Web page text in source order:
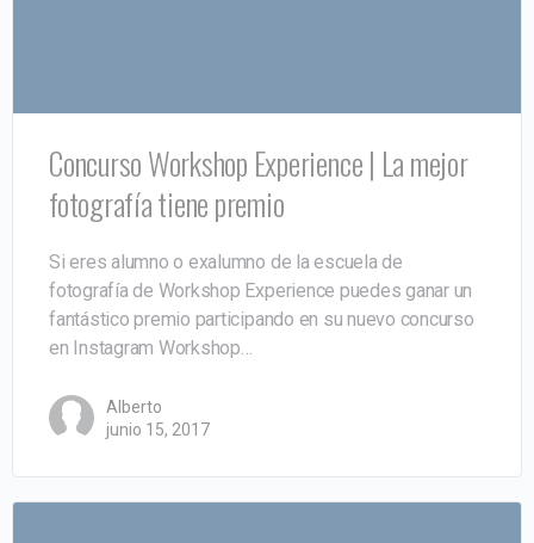
Concurso Workshop Experience | La mejor
fotografía tiene premio
Si eres alumno o exalumno de la escuela de
fotografía de Workshop Experience puedes ganar un
fantástico premio participando en su nuevo concurso
en Instagram Workshop…
Alberto
junio 15, 2017